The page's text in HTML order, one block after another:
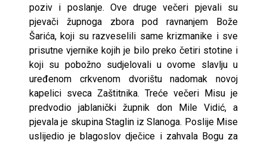
poziv i poslanje. Ove druge večeri pjevali su
pjevači župnoga zbora pod ravnanjem Bože
Šarića, koji su razveselili same krizmanike i sve
prisutne vjernike kojih je bilo preko četiri stotine i
koji su pobožno sudjelovali u ovome slavlju u
uređenom crkvenom dvorištu nadomak novoj
kapelici sveca Zaštitnika. Treće večeri Misu je
predvodio jablanički žup­nik don Mile Vidić, a
pjevala je skupina Staglin iz Slanoga. Poslije Mise
uslijedio je blagoslov dječice i zahvala Bogu za